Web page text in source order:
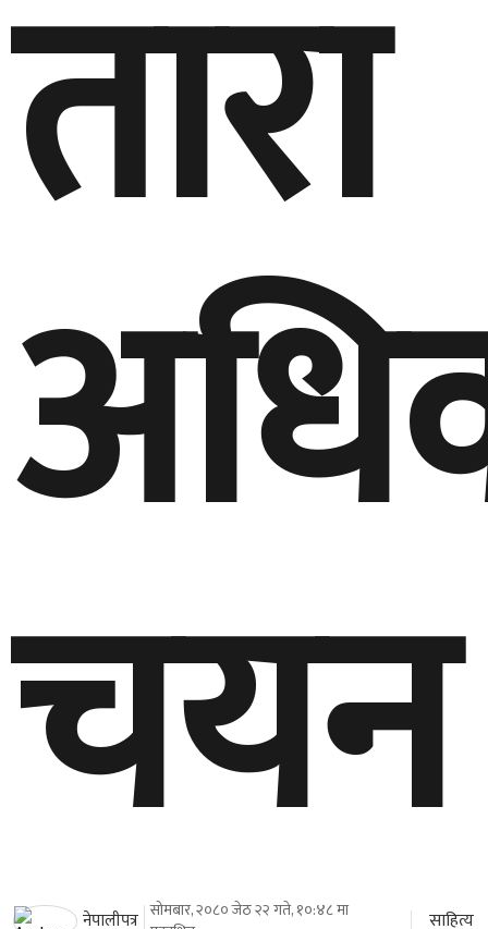
तारा
चयन
नेपालीपत्र सोमबार, २०८० जेठ २२ गते, १०:४८ मा
साहित्य